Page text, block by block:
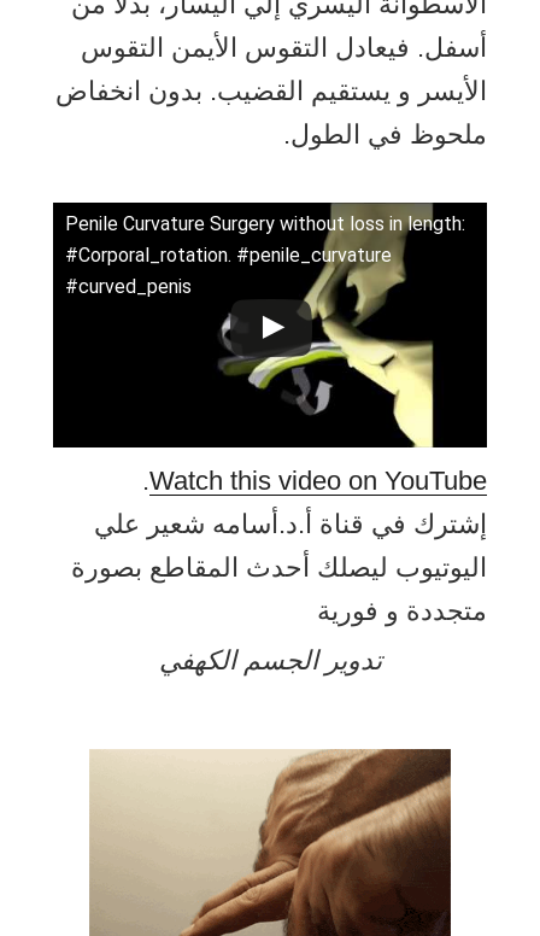
أسفل. فيعادل التقوس الأيمن التقوس
الأيسر و يستقيم القضيب. بدون انخفاض
ملحوظ في الطول.
Penile Curvature Surgery without loss in length:
#Corporal_rotation. #penile_curvature
#curved_penis
Watch this video on YouTube
.
إشترك في قناة أ.د.أسامه شعير علي
اليوتيوب ليصلك أحدث المقاطع بصورة
متجددة و فورية
تدوير الجسم الكهفي